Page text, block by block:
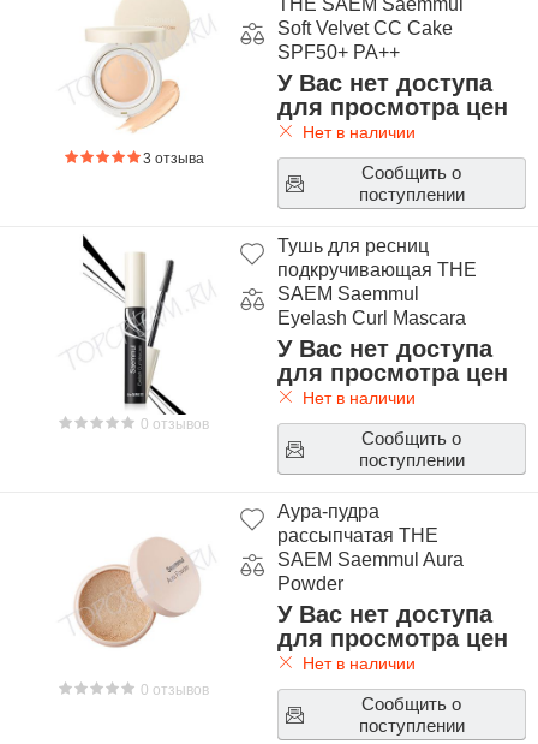
3 отзыва
THE SAEM Saemmul
Soft Velvet CC Cake
SPF50+ PA++
У Вас нет доступа
для просмотра цен
Нет в наличии
Сообщить о
поступлении
0 отзывов
Тушь для ресниц
подкручивающая THE
SAEM Saemmul
Eyelash Curl Mascara
У Вас нет доступа
для просмотра цен
Нет в наличии
Сообщить о
поступлении
0 отзывов
Аура-пудра
рассыпчатая THE
SAEM Saemmul Aura
Powder
У Вас нет доступа
для просмотра цен
Нет в наличии
Сообщить о
поступлении